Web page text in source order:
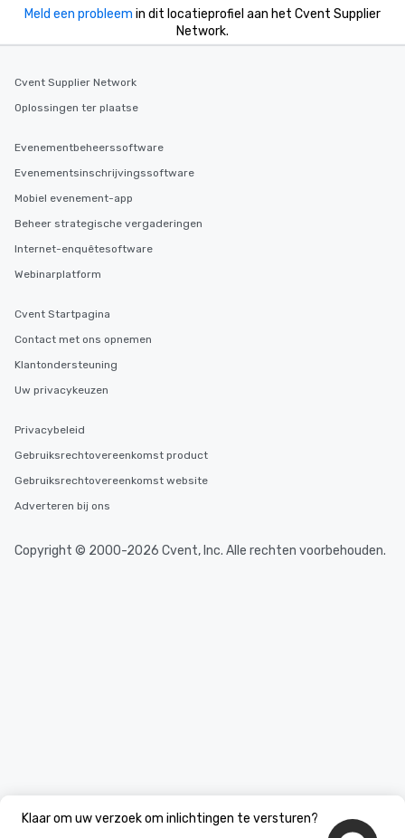
Klaar om uw verzoek om inlichtingen te versturen?
Meld een probleem in dit locatieprofiel aan het Cvent Supplier
Network.
Cvent Supplier Network
Oplossingen ter plaatse
Evenementbeheerssoftware
Evenementsinschrijvingssoftware
Mobiel evenement-app
Beheer strategische vergaderingen
Internet-enquêtesoftware
Webinarplatform
Cvent Startpagina
Contact met ons opnemen
Klantondersteuning
Uw privacykeuzen
Privacybeleid
Gebruiksrechtovereenkomst product
Gebruiksrechtovereenkomst website
Adverteren bij ons
Copyright © 2000-2026 Cvent, Inc. Alle rechten voorbehouden.